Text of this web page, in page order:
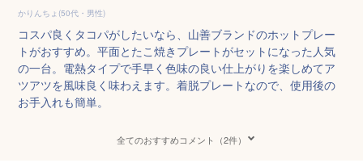
かりんちょ(50代・男性)
コスパ良くタコパがしたいなら、山善ブランドのホットプレー
トがおすすめ。平面とたこ焼きプレートがセットになった人気
の一台。電熱タイプで手早く色味の良い仕上がりを楽しめてア
ツアツを風味良く味わえます。着脱プレートなので、使用後の
お手入れも簡単。
全てのおすすめコメント（2件）